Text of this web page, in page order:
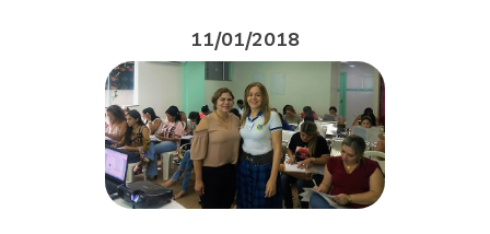
11/01/2018